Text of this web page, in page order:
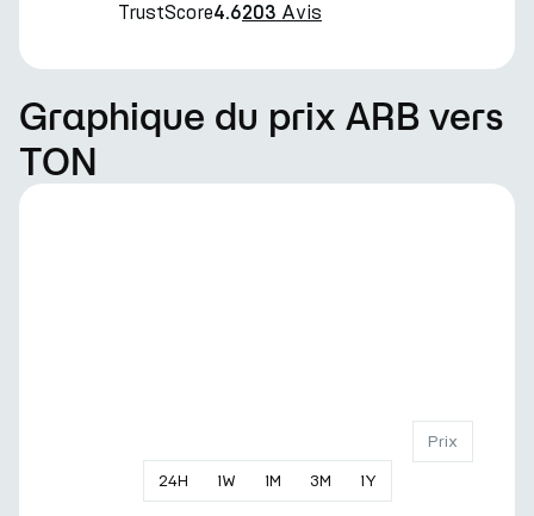
TrustScore4.6203 Avis
Graphique du prix ARB vers
TON
24H 1W 1M 3M 1Y
Prix